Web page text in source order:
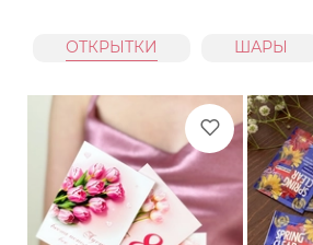
ОТКРЫТКИ ШАРЫ